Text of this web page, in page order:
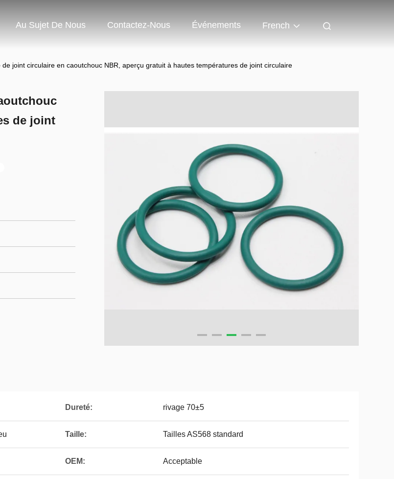
Au Sujet De Nous Contactez-Nous Événements French
joint circulaire en caoutchouc NBR, aperçu gratuit à hautes températures de joint circulaire
de joint
Dureté: rivage 70±5
Taille: Tailles AS568 standard
OEM: Acceptable